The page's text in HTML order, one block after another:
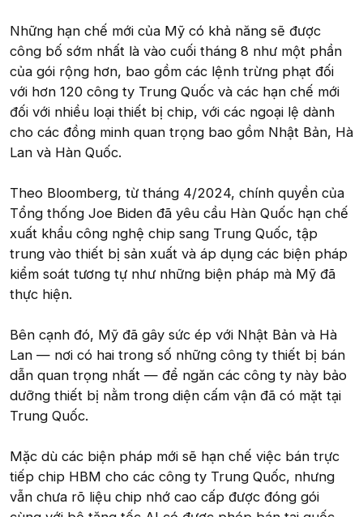
Những hạn chế mới của Mỹ có khả năng sẽ được
công bố sớm nhất là vào cuối tháng 8 như một phần
của gói rộng hơn, bao gồm các lệnh trừng phạt đối
với hơn 120 công ty Trung Quốc và các hạn chế mới
đối với nhiều loại thiết bị chip, với các ngoại lệ dành
cho các đồng minh quan trọng bao gồm Nhật Bản, Hà
Lan và Hàn Quốc.
Theo Bloomberg, từ tháng 4/2024, chính quyền của
Tổng thống Joe Biden đã yêu cầu Hàn Quốc hạn chế
xuất khẩu công nghệ chip sang Trung Quốc, tập
trung vào thiết bị sản xuất và áp dụng các biện pháp
kiểm soát tương tự như những biện pháp mà Mỹ đã
thực hiện.
Bên cạnh đó, Mỹ đã gây sức ép với Nhật Bản và Hà
Lan — nơi có hai trong số những công ty thiết bị bán
dẫn quan trọng nhất — để ngăn các công ty này bảo
dưỡng thiết bị nằm trong diện cấm vận đã có mặt tại
Trung Quốc.
Mặc dù các biện pháp mới sẽ hạn chế việc bán trực
tiếp chip HBM cho các công ty Trung Quốc, nhưng
vẫn chưa rõ liệu chip nhớ cao cấp được đóng gói